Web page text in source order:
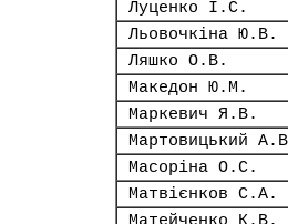
Луценко І.С.
Льовочкіна Ю.В.
Ляшко О.В.
Македон Ю.М.
Маркевич Я.В.
Мартовицький
Масоріна О.С.
Матвієнков С.А.